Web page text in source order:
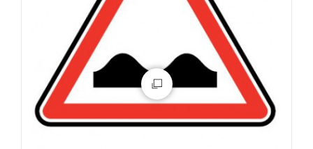
La livraison est offerte sur tous nos panneaux routiers
Ces produits sont expédiés sous 20 jours ouvrés et
uniquement en France métropolitaine.
Comment fixer votre panneau routier
Nos accessoires de fixation (poteaux, brides et
fourreaux) sont disponiblesen cliquant ici.